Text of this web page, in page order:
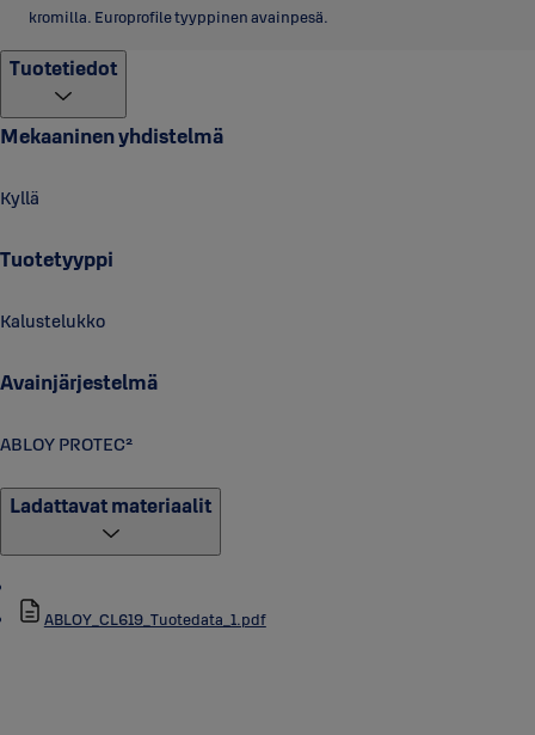
kromilla. Europrofile tyyppinen avainpesä.
Tuotetiedot
Mekaaninen yhdistelmä
Kyllä
Tuotetyyppi
Kalustelukko
Avainjärjestelmä
ABLOY PROTEC²
Ladattavat materiaalit
ABLOY_CL619_Tuotedata_1.pdf